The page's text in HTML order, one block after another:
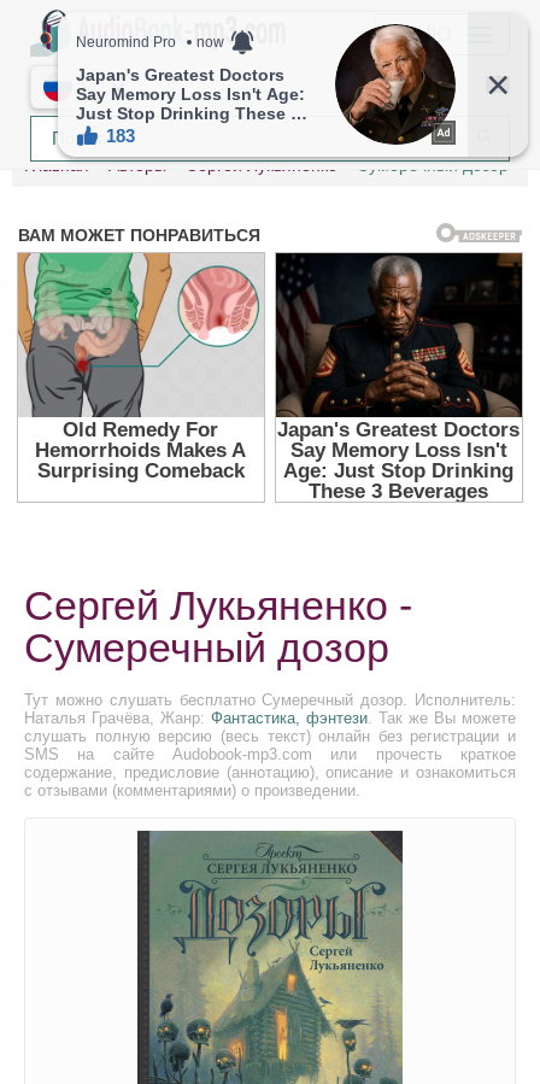
МЕНЮ
RU
Главная Авторы Сергей Лукьяненко Сумеречный дозор
Сергей Лукьяненко -
Сумеречный дозор
Тут можно слушать бесплатно Сумеречный дозор. Исполнитель:
Наталья Грачёва, Жанр: Фантастика, фэнтези. Так же Вы можете
слушать полную версию (весь текст) онлайн без регистрации и
SMS на сайте Audobook-mp3.com или прочесть краткое
содержание, предисловие (аннотацию), описание и ознакомиться
с отзывами (комментариями) о произведении.